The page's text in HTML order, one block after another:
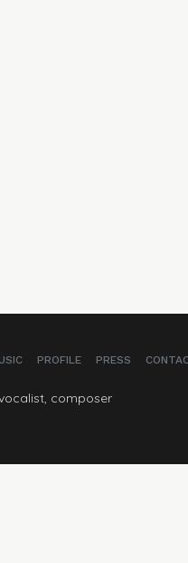
PROFILE PRESS
composer